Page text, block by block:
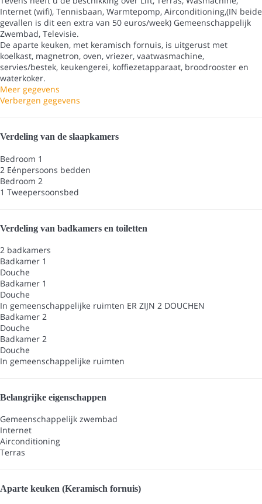
Internet (wifi), Tennisbaan, Warmtepomp, Airconditioning,(IN beide
gevallen is dit een extra van 50 euros/week) Gemeenschappelijk
Zwembad, Televisie.
De aparte keuken, met keramisch fornuis, is uitgerust met
koelkast, magnetron, oven, vriezer, vaatwasmachine,
servies/bestek, keukengerei, koffiezetapparaat, broodrooster en
waterkoker.
Meer gegevens
Verbergen gegevens
Verdeling van de slaapkamers
Bedroom 1
2 Eénpersoons bedden
Bedroom 2
1 Tweepersoonsbed
Verdeling van badkamers en toiletten
2 badkamers
Badkamer 1
Douche
Badkamer 1
Douche
In gemeenschappelijke ruimten ER ZIJN 2 DOUCHEN
Badkamer 2
Douche
Badkamer 2
Douche
In gemeenschappelijke ruimten
Belangrijke eigenschappen
Gemeenschappelijk zwembad
Internet
Airconditioning
Terras
Aparte keuken (Keramisch fornuis)